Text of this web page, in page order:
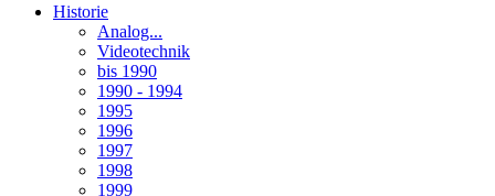
Historie
Analog...
Videotechnik
bis 1990
1990 - 1994
1995
1996
1997
1998
1999